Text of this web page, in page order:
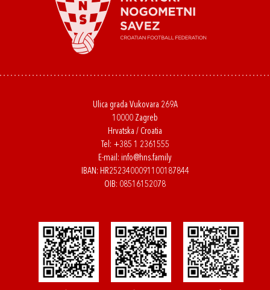
Ulica grada Vukovara 269A
10000 Zagreb
Hrvatska / Croatia
Tel: +385 1 2361555
E-mail: info@hns.family
IBAN: HR2523400091100187844
OIB: 08516152078